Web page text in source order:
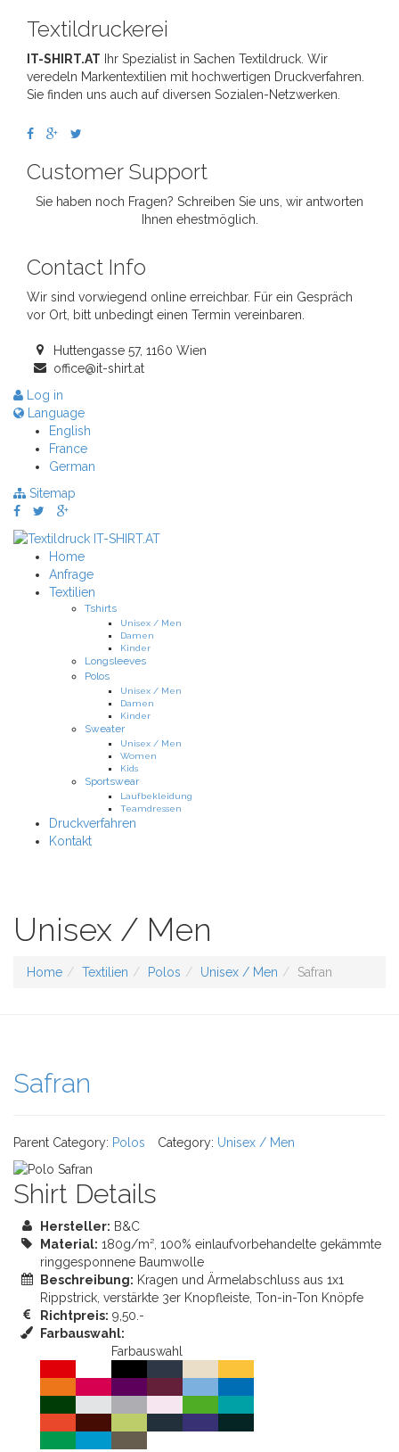
Textildruckerei
IT-SHIRT.AT Ihr Spezialist in Sachen Textildruck. Wir
veredeln Markentextilien mit hochwertigen Druckverfahren.
Sie finden uns auch auf diversen Sozialen-Netzwerken.
Customer Support
Sie haben noch Fragen? Schreiben Sie uns, wir antworten
Ihnen ehestmöglich.
Contact Info
Wir sind vorwiegend online erreichbar. Für ein Gespräch
vor Ort, bitt unbedingt einen Termin vereinbaren.
Huttengasse 57, 1160 Wien
office@it-shirt.at
Log in
Language
English
France
German
Sitemap
Home
Anfrage
Textilien
Tshirts
Unisex / Men
Damen
Kinder
Longsleeves
Polos
Unisex / Men
Damen
Kinder
Sweater
Unisex / Men
Women
Kids
Sportswear
Laufbekleidung
Teamdressen
Druckverfahren
Kontakt
Unisex / Men
Home Textilien Polos Unisex / Men Safran
Safran
Parent Category: Polos Category: Unisex / Men
Shirt Details
Hersteller: B&C
Material: 180g/m², 100% einlaufvorbehandelte gekämmte
ringgesponnene Baumwolle
Beschreibung: Kragen und Ärmelabschluss aus 1x1
Rippstrick, verstärkte 3er Knopfleiste, Ton-in-Ton Knöpfe
Richtpreis: 9,50.-
Farbauswahl:
Farbauswahl